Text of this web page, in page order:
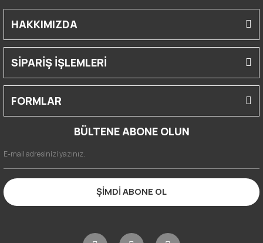
HAKKIMIZDA
SİPARİŞ İŞLEMLERİ
FORMLAR
BÜLTENE ABONE OLUN
ŞİMDİ ABONE OL